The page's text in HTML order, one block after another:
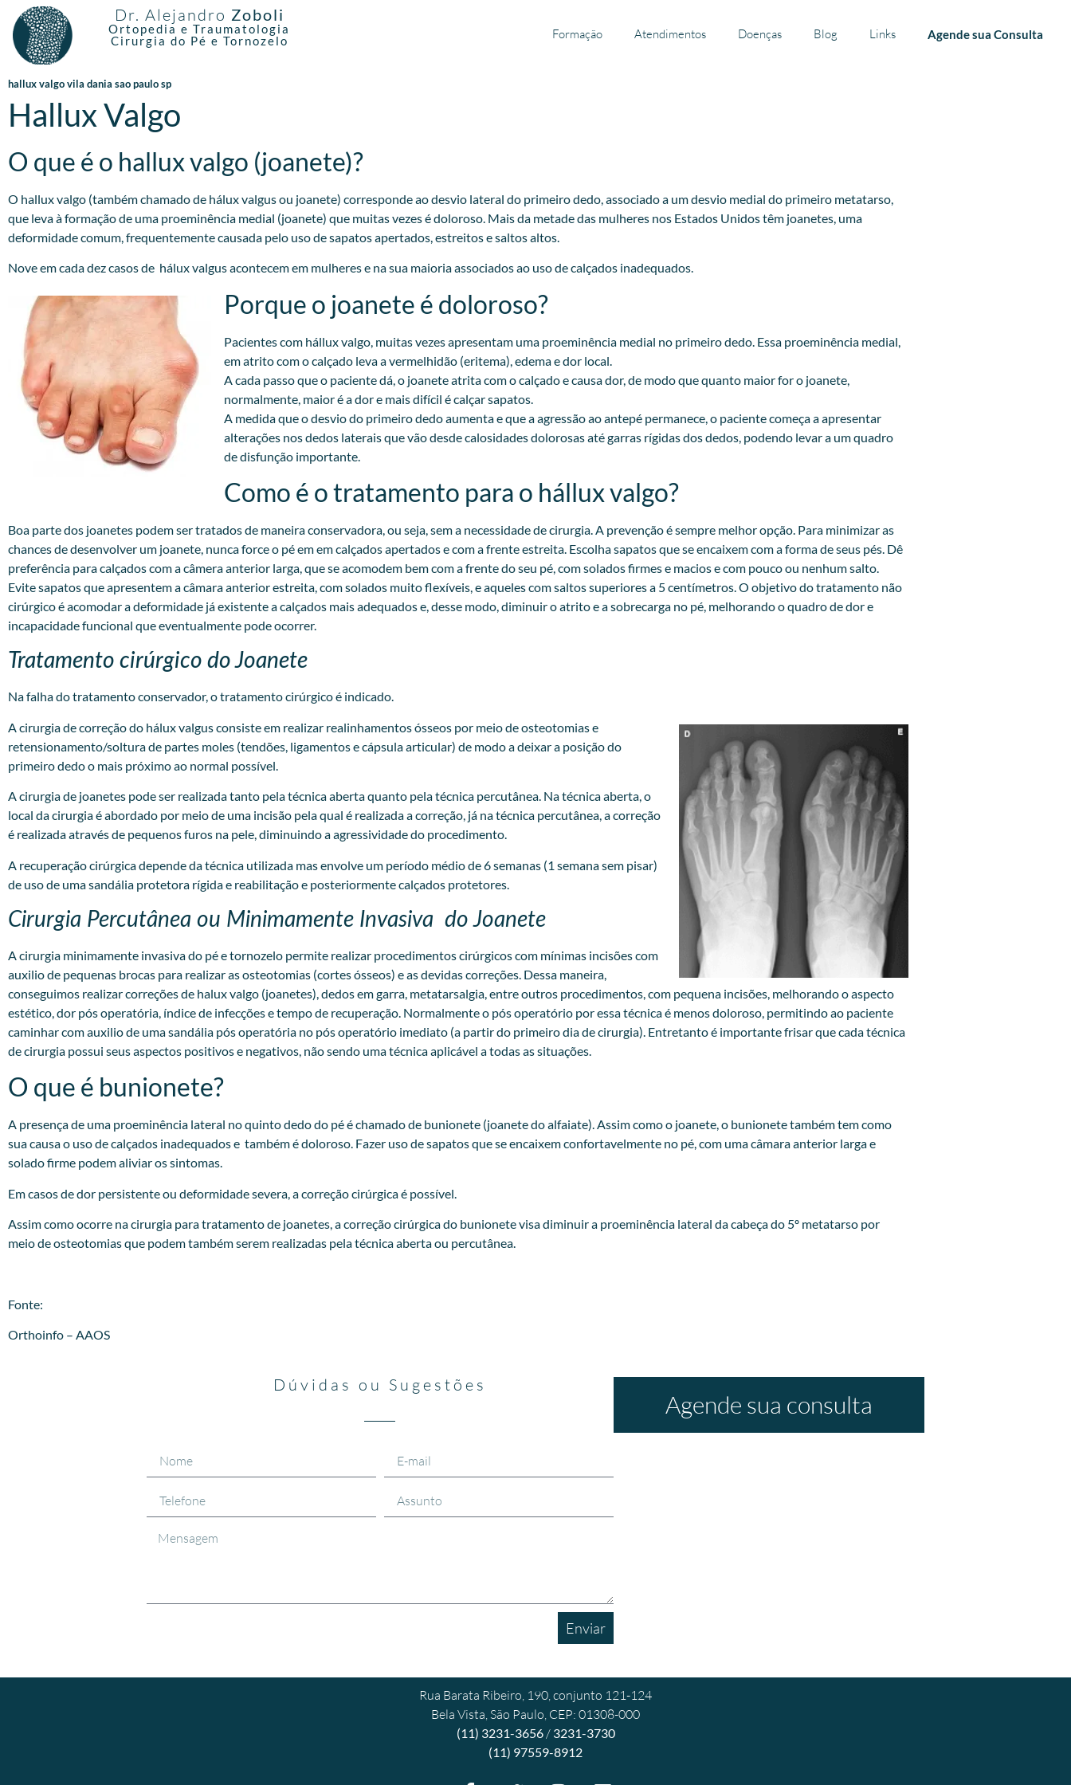
Dr. Alejandro Zoboli
Ortopedia e Traumatologia
Cirurgia do Pé e Tornozelo
Formação Atendimentos Doenças Blog Links Agende sua Consulta
hallux valgo vila dania sao paulo sp
Hallux Valgo
O que é o hallux valgo (joanete)?
O hallux valgo (também chamado de hálux valgus ou joanete) corresponde ao desvio lateral do primeiro dedo, associado a um desvio medial do primeiro metatarso,
que leva à formação de uma proeminência medial (joanete) que muitas vezes é doloroso. Mais da metade das mulheres nos Estados Unidos têm joanetes, uma
deformidade comum, frequentemente causada pelo uso de sapatos apertados, estreitos e saltos altos.
Nove em cada dez casos de hálux valgus acontecem em mulheres e na sua maioria associados ao uso de calçados inadequados.
Porque o joanete é doloroso?
Pacientes com hállux valgo, muitas vezes apresentam uma proeminência medial no primeiro dedo. Essa proeminência medial,
em atrito com o calçado leva a vermelhidão (eritema), edema e dor local.
A cada passo que o paciente dá, o joanete atrita com o calçado e causa dor, de modo que quanto maior for o joanete,
normalmente, maior é a dor e mais difícil é calçar sapatos.
A medida que o desvio do primeiro dedo aumenta e que a agressão ao antepé permanece, o paciente começa a apresentar
alterações nos dedos laterais que vão desde calosidades dolorosas até garras rígidas dos dedos, podendo levar a um quadro
de disfunção importante.
Como é o tratamento para o hállux valgo?
Boa parte dos joanetes podem ser tratados de maneira conservadora, ou seja, sem a necessidade de cirurgia. A prevenção é sempre melhor opção. Para minimizar as
chances de desenvolver um joanete, nunca force o pé em em calçados apertados e com a frente estreita. Escolha sapatos que se encaixem com a forma de seus pés. Dê
preferência para calçados com a câmera anterior larga, que se acomodem bem com a frente do seu pé, com solados firmes e macios e com pouco ou nenhum salto.
Evite sapatos que apresentem a câmara anterior estreita, com solados muito flexíveis, e aqueles com saltos superiores a 5 centímetros. O objetivo do tratamento não
cirúrgico é acomodar a deformidade já existente a calçados mais adequados e, desse modo, diminuir o atrito e a sobrecarga no pé, melhorando o quadro de dor e
incapacidade funcional que eventualmente pode ocorrer.
Tratamento cirúrgico do Joanete
Na falha do tratamento conservador, o tratamento cirúrgico é indicado.
A cirurgia de correção do hálux valgus consiste em realizar realinhamentos ósseos por meio de osteotomias e
retensionamento/soltura de partes moles (tendões, ligamentos e cápsula articular) de modo a deixar a posição do
primeiro dedo o mais próximo ao normal possível.
A cirurgia de joanetes pode ser realizada tanto pela técnica aberta quanto pela técnica percutânea. Na técnica aberta, o
local da cirurgia é abordado por meio de uma incisão pela qual é realizada a correção, já na técnica percutânea, a correção
é realizada através de pequenos furos na pele, diminuindo a agressividade do procedimento.
A recuperação cirúrgica depende da técnica utilizada mas envolve um período médio de 6 semanas (1 semana sem pisar)
de uso de uma sandália protetora rígida e reabilitação e posteriormente calçados protetores.
Cirurgia Percutânea ou Minimamente Invasiva do Joanete
Acirurgia minimamente invasivado pé e tornozelo permite realizar procedimentos cirúrgicos com mínimas incisões com
auxilio de pequenas brocas para realizar as osteotomias (cortes ósseos) e as devidas correções. Dessa maneira,
conseguimos realizar correções de halux valgo (joanetes), dedos em garra, metatarsalgia, entre outros procedimentos, com pequena incisões, melhorando o aspecto
estético, dor pós operatória, índice de infecções e tempo de recuperação. Normalmente o pós operatório por essa técnica é menos doloroso, permitindo ao paciente
caminhar com auxilio de uma sandália pós operatória no pós operatório imediato (a partir do primeiro dia de cirurgia). Entretanto é importante frisar que cada técnica
de cirurgia possui seus aspectos positivos e negativos, não sendo uma técnica aplicável a todas as situações.
O que é bunionete?
A presença de uma proeminência lateral no quinto dedo do pé é chamado de bunionete (joanete do alfaiate). Assim como o joanete, o bunionete também tem como
sua causa o uso de calçados inadequados e também é doloroso. Fazer uso de sapatos que se encaixem confortavelmente no pé, com uma câmara anterior larga e
solado firme podem aliviar os sintomas.
Em casos de dor persistente ou deformidade severa, a correção cirúrgica é possível.
Assim como ocorre na cirurgia para tratamento de joanetes, a correção cirúrgica do bunionete visa diminuir a proeminência lateral da cabeça do 5º metatarso por
meio de osteotomias que podem também serem realizadas pela técnica aberta ou percutânea.
Fonte:
Orthoinfo – AAOS
Dúvidas ou Sugestões
Enviar
Agende sua consulta
Rua Barata Ribeiro, 190, conjunto 121-124
Bela Vista, São Paulo, CEP: 01308-000
(11) 3231-3656/ 3231-3730
(11) 97559-8912